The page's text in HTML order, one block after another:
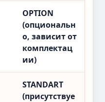
OPTION
(опциональн
о, зависит от
комплектац
ии)
STANDART
(присутствуе